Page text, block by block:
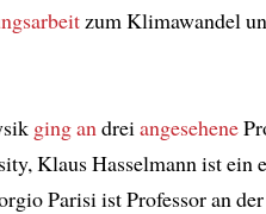
zum Klimawandel
ging an drei angesehene
Klaus Hasselmann ist ein
Parisi ist Professor an